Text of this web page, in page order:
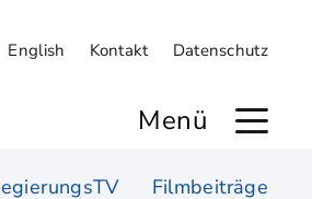
English Kontakt Datenschutz
Menü
Filmbeiträge